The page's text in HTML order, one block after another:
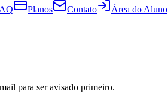
Planos Contato Área do Aluno
para ser avisado primeiro.